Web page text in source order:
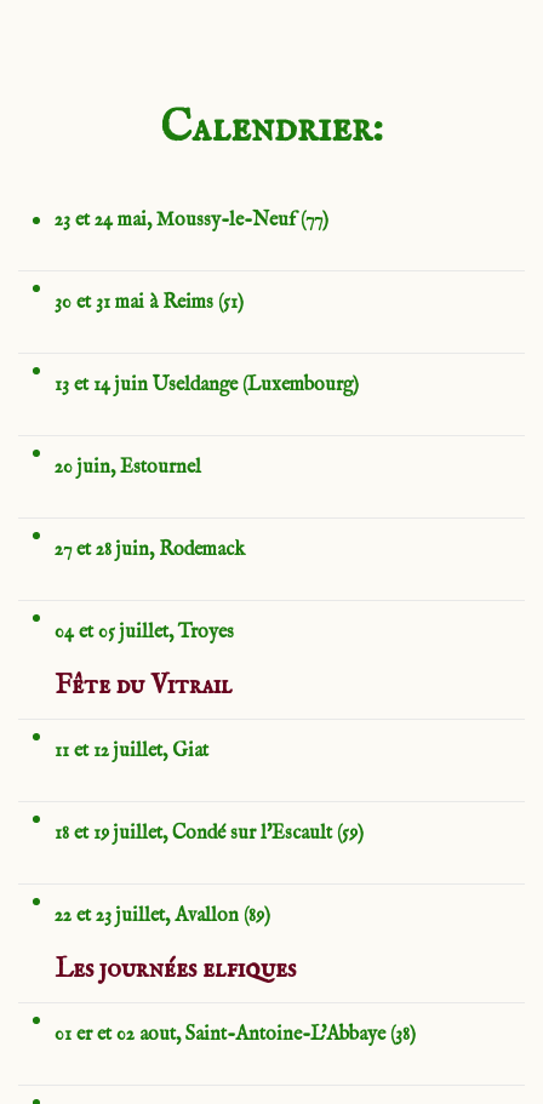
Calendrier:
23 et 24 mai, Moussy-le-Neuf (77)
30 et 31 mai à Reims (51)
13 et 14 juin Useldange (Luxembourg)
20 juin, Estournel
27 et 28 juin, Rodemack
04 et 05 juillet, Troyes
Fête du Vitrail
11 et 12 juillet, Giat
18 et 19 juillet, Condé sur l'Escault (59)
22 et 23 juillet, Avallon (89)
Les journées elfiques
01 er et 02 aout, Saint-Antoine-L'Abbaye (38)